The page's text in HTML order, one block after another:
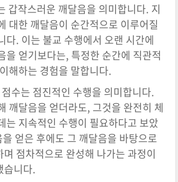
갑작스러운 깨달음을 의미합니다. 지
대한 깨달음이 순간적으로 이루어질
다. 이는 불교 수행에서 오랜 시간에
을 얻기보다는, 특정한 순간에 직관적
해하는 경험을 말합니다.
수는 점진적인 수행을 의미합니다.
깨달음을 얻더라도, 그것을 완전히 체
는 지속적인 수행이 필요하다고 보았
얻은 후에도 그 깨달음을 바탕으로
점차적으로 완성해 나가는 과정이
습니다.